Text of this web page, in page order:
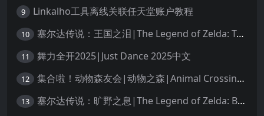
9 Linkalho工具离线关联任天堂账户教程
10 塞尔达传说：王国之泪|The Legend of Zelda: Tears of the Kingdom中文
11 舞力全开2025|Just Dance 2025中文
12 集合啦！动物森友会|动物之森|Animal Crossing: New Horizons中文
13 塞尔达传说：旷野之息|The Legend of Zelda: Breath of the Wild中文